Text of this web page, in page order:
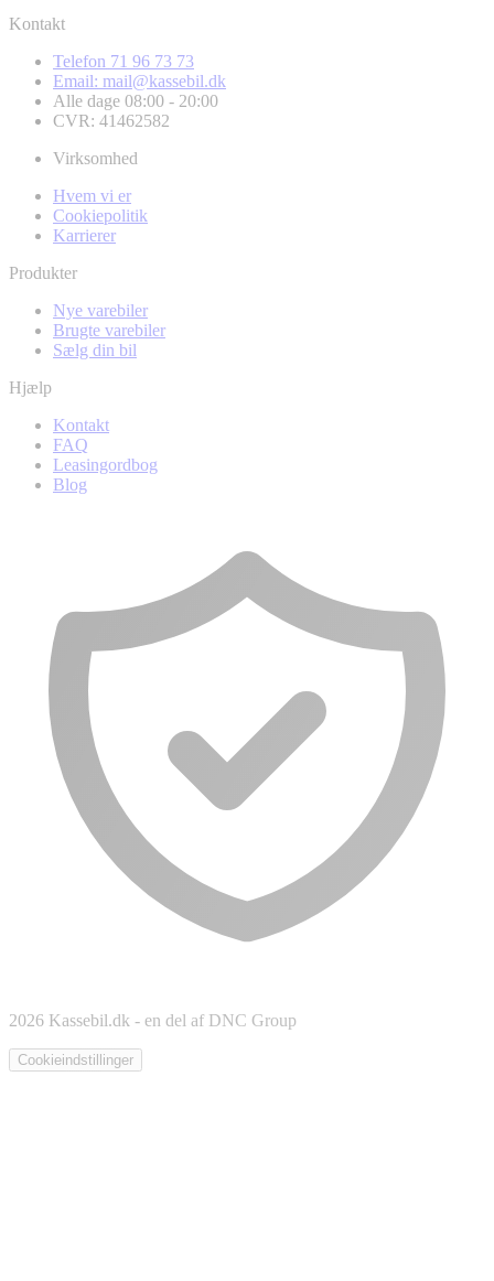
Kontakt
Telefon 71 96 73 73
Email: mail@kassebil.dk
Alle dage 08:00 - 20:00
CVR: 41462582
Virksomhed
Hvem vi er
Cookiepolitik
Karrierer
Produkter
Nye varebiler
Brugte varebiler
Sælg din bil
Hjælp
Kontakt
FAQ
Leasingordbog
Blog
2026 Kassebil.dk - en del af DNC Group
Cookieindstillinger